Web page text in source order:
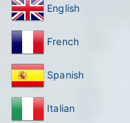
English
French
Spanish
Italian